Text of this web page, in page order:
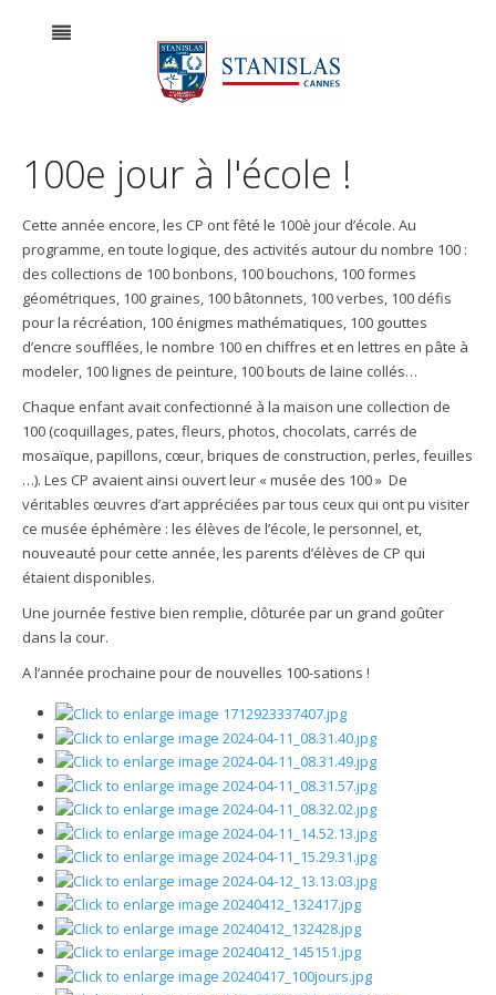
100e jour à l'école !
Cette année encore, les CP ont fêté le 100è jour d’école. Au
programme, en toute logique, des activités autour du nombre 100 :
des collections de 100 bonbons, 100 bouchons, 100 formes
géométriques, 100 graines, 100 bâtonnets, 100 verbes, 100 défis
pour la récréation, 100 énigmes mathématiques, 100 gouttes
d’encre soufflées, le nombre 100 en chiffres et en lettres en pâte à
modeler, 100 lignes de peinture, 100 bouts de laine collés…
Chaque enfant avait confectionné à la maison une collection de
100 (coquillages, pates, fleurs, photos, chocolats, carrés de
mosaïque, papillons, cœur, briques de construction, perles, feuilles
…). Les CP avaient ainsi ouvert leur « musée des 100 » De
véritables œuvres d’art appréciées par tous ceux qui ont pu visiter
ce musée éphémère : les élèves de l’école, le personnel, et,
nouveauté pour cette année, les parents d’élèves de CP qui
étaient disponibles.
Une journée festive bien remplie, clôturée par un grand goûter
dans la cour.
A l’année prochaine pour de nouvelles 100-sations !